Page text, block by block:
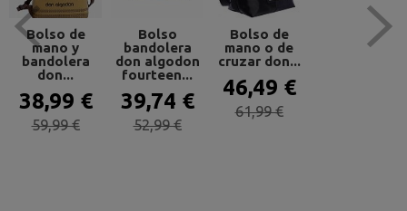
Bolso de
mano y
bandolera
don...
38,99 €
59,99 €
Bolso
bandolera
don algodon
fourteen...
39,74 €
52,99 €
Bolso de
mano o de
cruzar don...
46,49 €
61,99 €